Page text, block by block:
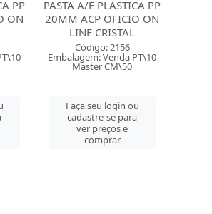
PP
ON
PASTA A/E PLASTICA PP
20MM ACP OFICIO ON
LINE CRISTAL
Código: 2156
Embalagem: Venda PT\10
Master CM\50
Faça seu login ou
cadastre-se para
ver preços e
comprar